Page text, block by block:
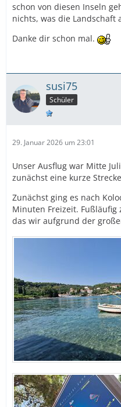
schon von diesen Inseln
nichts, was die Landschaft
Danke dir schon mal.
susi75
Schüler
29. Januar 2026 um 23:01
Unser Ausflug war Mitte
zunächst eine kurze
Zunächst ging es nach
Minuten Freizeit. Fußläufig
das wir aufgrund der